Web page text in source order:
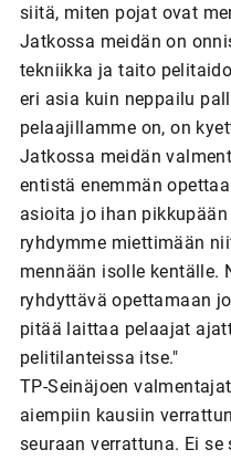
siitä, miten pojat ovat
Jatkossa meidän on
tekniikka ja taito
eri asia kuin neppailu
pelaajillamme on, on
Jatkossa meidän
entistä enemmän
asioita jo ihan
ryhdymme miettimään
mennään isolle kentälle.
ryhdyttävä opettamaan
pitää laittaa pelaajat
pelitilanteissa itse."
TP-Seinäjoen
aiempiin kausiin
seuraan verrattuna. Ei